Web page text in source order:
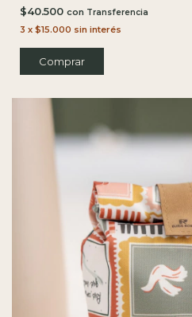
$40.500 con
3 x $15.000 sin interés